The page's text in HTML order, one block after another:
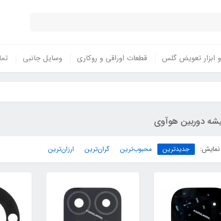
ابزار تعویض گلس قطعات اوراقی و روکاری وسایل جانبی
دوربین هوآوی
جدیدترین محبوب‌ترین گران‌ترین ارزان‌ترین